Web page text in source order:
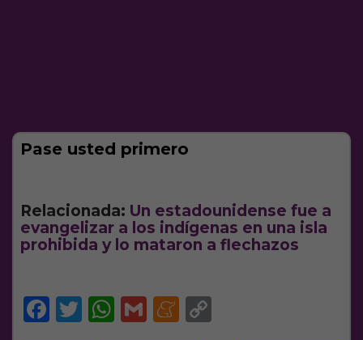
Pase usted primero
Relacionada: Un estadounidense fue a
evangelizar a los indígenas en una isla
prohibida y lo mataron a flechazos
Facebook
Twitter
WhatsApp
GmailMeneame